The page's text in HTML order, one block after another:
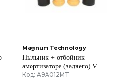
Magnum Technology
Пыльник + отбойник
амортизатора (заднего) VW
Golf IV-06 (к-кт 2шт)
Код: A9A012MT